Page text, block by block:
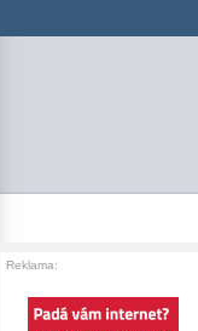
Reklama: